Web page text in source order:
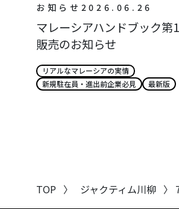
お知らせ 2026.06.26
マレーシアハンドブック第
販売のお知らせ
リアルなマレーシアの実情
新規駐在員・進出前企業必見
最新版
TOP 〉 ジャクティム川柳 〉